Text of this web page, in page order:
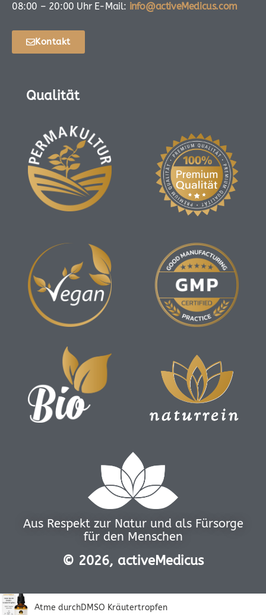
08:00 – 20:00 Uhr E-Mail: info@activeMedicus.com
Kontakt
Qualität
Aus Respekt zur Natur und als Fürsorge
für den Menschen
© 2026, activeMedicus
Atme durchDMSO Kräutertropfen